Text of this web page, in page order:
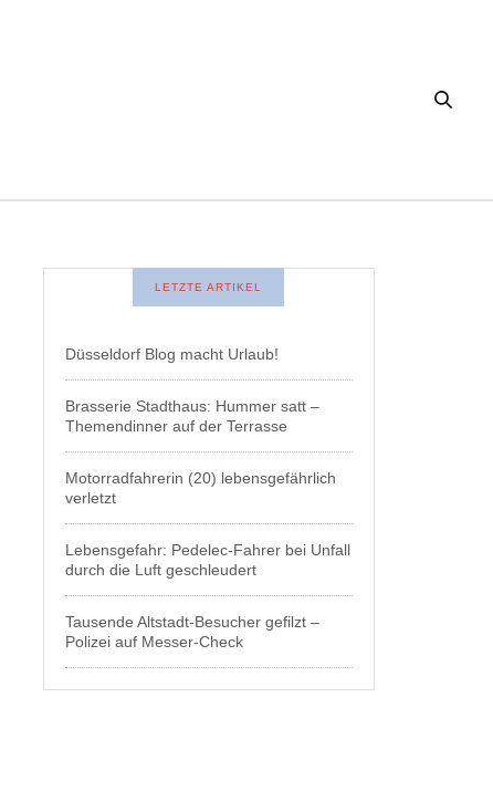
LETZTE ARTIKEL
Düsseldorf Blog macht Urlaub!
Brasserie Stadthaus: Hummer satt –
Themendinner auf der Terrasse
Motorradfahrerin (20) lebensgefährlich
verletzt
Lebensgefahr: Pedelec-Fahrer bei Unfall
durch die Luft geschleudert
Tausende Altstadt-Besucher gefilzt –
Polizei auf Messer-Check